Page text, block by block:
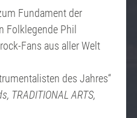
Fundament der
Folklegende Phil
Fans aus aller Welt
des Jahres“
TRADITIONAL ARTS,